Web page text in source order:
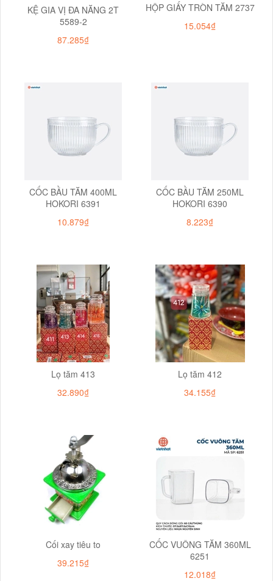
KỆ GIA VỊ ĐA NĂNG 2T
5589-2
87.285₫
HỘP GIẤY TRÒN TĂM 2737
15.054₫
CỐC BẦU TĂM 400ML
HOKORI 6391
10.879₫
CỐC BẦU TĂM 250ML
HOKORI 6390
8.223₫
Lọ tăm 413
32.890₫
Lọ tăm 412
34.155₫
Cối xay tiêu to
39.215₫
CỐC VUÔNG TĂM 360ML
6251
12.018₫